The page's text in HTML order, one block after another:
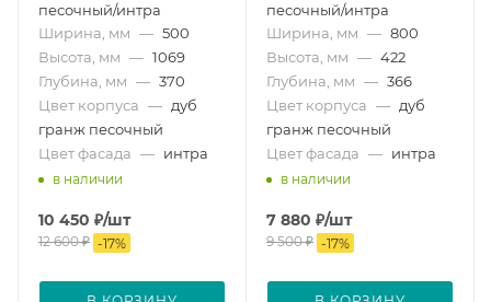
песочный/интра
Ширина, мм — 500
Высота, мм — 1069
Глубина, мм — 370
Цвет корпуса — дуб
гранж песочный
Цвет фасада — интра
в наличии
10 450 ₽/шт
12 600₽ -17%
песочный/интра
Ширина, мм — 800
Высота, мм — 422
Глубина, мм — 366
Цвет корпуса — дуб
гранж песочный
Цвет фасада — интра
в наличии
7 880 ₽/шт
9 500₽ -17%